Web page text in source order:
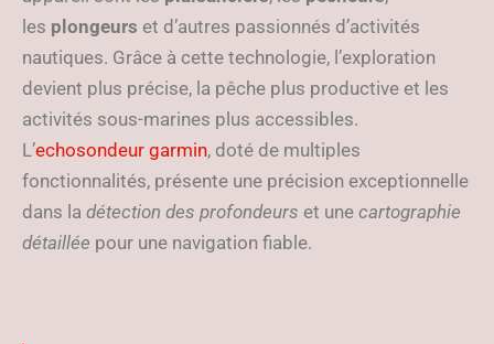
les plongeurs et d’autres passionnés d’activités
nautiques. Grâce à cette technologie, l’exploration
devient plus précise, la pêche plus productive et les
activités sous-marines plus accessibles.
L’echosondeur garmin, doté de multiples
fonctionnalités, présente une précision exceptionnelle
dans la détection des profondeurs et une cartographie
détaillée pour une navigation fiable.